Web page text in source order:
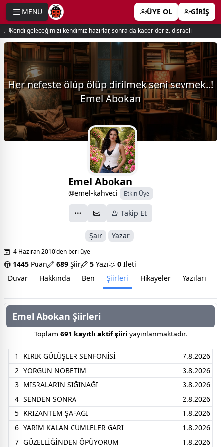
MENÜ ÜYE OL GİRİŞ
Kendi geleceğimizi kendimiz hazırlar, sonra da kader deriz. disraeli
Her nefeste ölüp ölüp dirilmek seni sevmek..!
Emel Abokan
Emel Abokan
@emel-kahveci Etkin Üye
Takip Et
Şair Yazar
4 Haziran 2010'den beri üye
1445 Puan 689 Şiir 5 Yazı 0 İleti
Duvar
Hakkında Ben Şiirleri Hikayeler Yazıları
Emel Abokan Şiirleri
Toplam 691 kayıtlı aktif şiiriyayınlanmaktadır.
1 KIRIK GÜLÜŞLER SENFONİSİ
7.8.2026
2 YORGUN NÖBETİM
3.8.2026
3 MISRALARIN SIĞINAĞI
3.8.2026
4 SENDEN SONRA
2.8.2026
5 KRİZANTEM ŞAFAĞI
1.8.2026
6 YARIM KALAN CÜMLELER GARI
1.8.2026
7 GÜZELLİĞİNDEN ÖPÜYORUM
1.8.2026
menu